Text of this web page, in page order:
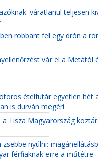
váratlanul teljesen
robbant fel egy drón a
vár el a Metától
ételfutár egyetlen hét
is durván megéri
Tisza Magyarország
nyúlni:
férfiaknak erre a műtétre